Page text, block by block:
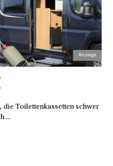
die Toilettenkassetten schwer
...